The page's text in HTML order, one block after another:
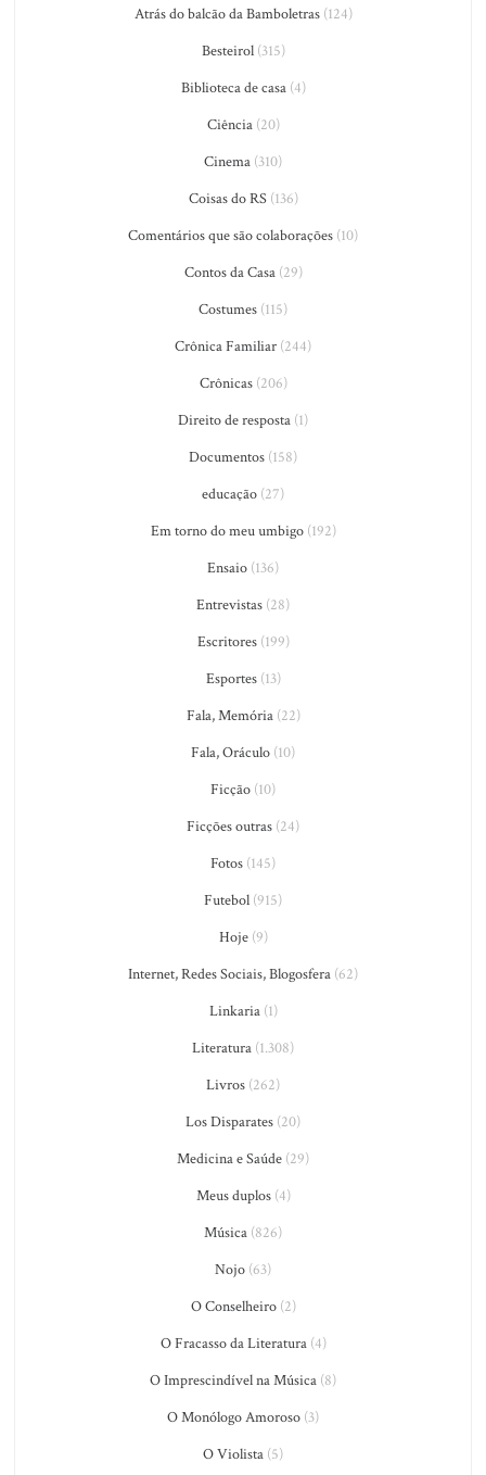
Atrás do balcão da Bamboletras(124)
Besteirol(315)
Biblioteca de casa(4)
Ciência(20)
Cinema (310)
Coisas do RS(136)
Comentários que são colaborações (10)
Contos da Casa(29)
Costumes (115)
Crônica Familiar (244)
Crônicas(206)
Direito de resposta (1)
Documentos (158)
educação (27)
Em torno do meu umbigo(192)
Ensaio (136)
Entrevistas (28)
Escritores(199)
Esportes(13)
Fala, Memória(22)
Fala, Oráculo (10)
Ficção (10)
Ficções outras (24)
Fotos (145)
Futebol (915)
Hoje(9)
Internet, Redes Sociais, Blogosfera (62)
Linkaria(1)
Literatura (1.308)
Livros (262)
Los Disparates (20)
Medicina e Saúde (29)
Meus duplos(4)
Música (826)
Nojo (63)
O Conselheiro(2)
O Fracasso da Literatura(4)
O Imprescindível na Música (8)
O Monólogo Amoroso (3)
O Violista (5)